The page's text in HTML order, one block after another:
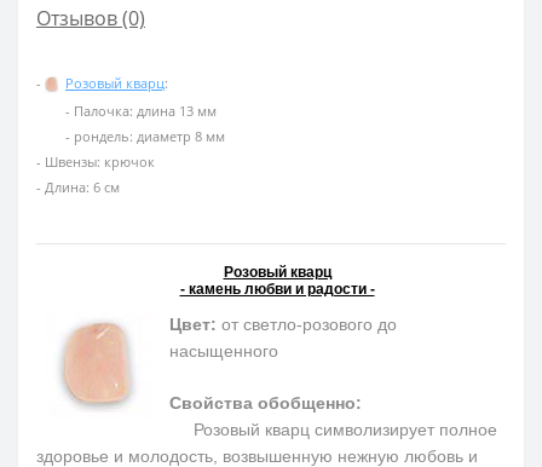
Отзывов (0)
- Розовый кварц:
- Палочка: длина 13 мм
- рондель: диаметр 8 мм
- Швензы: крючок
- Длина: 6 см
Розовый кварц
- камень любви и радости -
Цвет: от светло-розового до
насыщенного
Свойства обобщенно:
Розовый кварц символизирует полное
здоровье и молодость, возвышенную нежную любовь и